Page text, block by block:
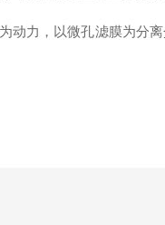
动力，以微孔滤膜为分